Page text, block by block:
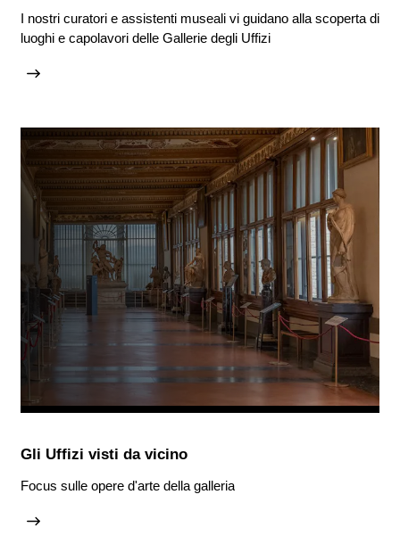
I nostri curatori e assistenti museali vi guidano alla scoperta di
luoghi e capolavori delle Gallerie degli Uffizi
Gli Uffizi visti da vicino
Focus sulle opere d'arte della galleria